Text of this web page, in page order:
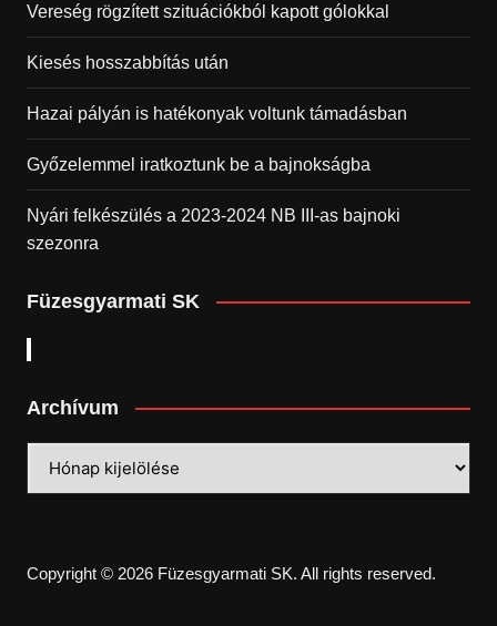
Vereség rögzített szituációkból kapott gólokkal
Kiesés hosszabbítás után
Hazai pályán is hatékonyak voltunk támadásban
Győzelemmel iratkoztunk be a bajnokságba
Nyári felkészülés a 2023-2024 NB III-as bajnoki
szezonra
Füzesgyarmati SK
Archívum
Copyright © 2026 Füzesgyarmati SK. All rights reserved.